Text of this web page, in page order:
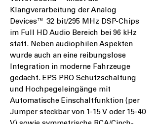
Klangverarbeitung der Analog
Devices™ 32 bit/295 MHz DSP-Chips
im Full HD Audio Bereich bei 96 kHz
statt. Neben audiophilen Aspekten
wurde auch an eine reibungslose
Integration in moderne Fahrzeuge
gedacht. EPS PRO Schutzschaltung
und Hochpegeleingänge mit
Automatische Einschaltfunktion (per
Jumper steckbar von 1-15 V oder 15-40